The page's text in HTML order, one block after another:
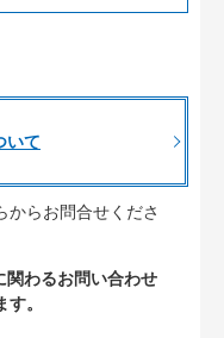
いて
からお問合せくださ
わるお問い合わせ
。